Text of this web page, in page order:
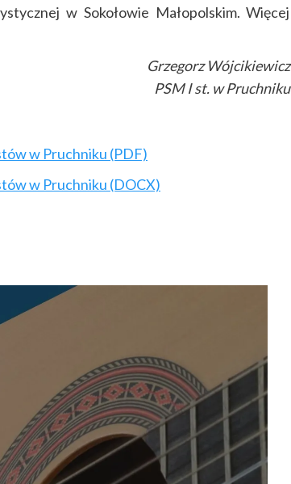
w Sokołowie Małopolskim. Więcej
Grzegorz Wójcikiewicz
PSM I st. w Pruchniku
w Pruchniku (PDF)
w Pruchniku (DOCX)